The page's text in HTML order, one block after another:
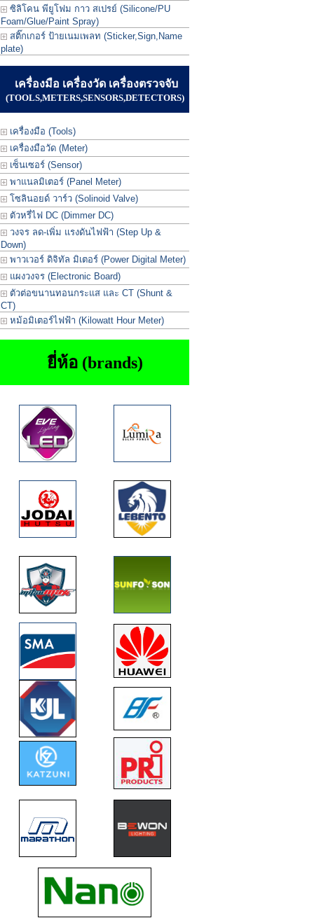
ซิลิโคน พียูโฟม กาว สเปรย์ (Silicone/PU
Foam/Glue/Paint Spray)
สติ๊กเกอร์ ป้ายเนมเพลท (Sticker,Sign,Name
plate)
เครื่องมือ เครื่องวัด เครื่องตรวจจับ
(TOOLS,METERS,SENSORS,DETECTORS)
เครื่องมือ (Tools)
เครื่องมือวัด (Meter)
เซ็นเซอร์ (Sensor)
พาแนลมิเตอร์ (Panel Meter)
โซลินอยด์ วาร์ว (Solinoid Valve)
ตัวหรี่ไฟ DC (Dimmer DC)
วงจร ลด-เพิ่ม แรงดันไฟฟ้า (Step Up &
Down)
พาวเวอร์ ดิจิทัล มิเตอร์ (Power Digital Meter)
แผงวงจร (Electronic Board)
ตัวต่อขนานทอนกระแส และ CT (Shunt &
CT)
หม้อมิเตอร์ไฟฟ้า (Kilowatt Hour Meter)
ยี่ห้อ (brands)